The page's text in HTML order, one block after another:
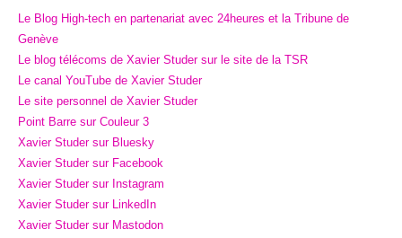
Le Blog High-tech en partenariat avec 24heures et la Tribune de
Genève
Le blog télécoms de Xavier Studer sur le site de la TSR
Le canal YouTube de Xavier Studer
Le site personnel de Xavier Studer
Point Barre sur Couleur 3
Xavier Studer sur Bluesky
Xavier Studer sur Facebook
Xavier Studer sur Instagram
Xavier Studer sur LinkedIn
Xavier Studer sur Mastodon